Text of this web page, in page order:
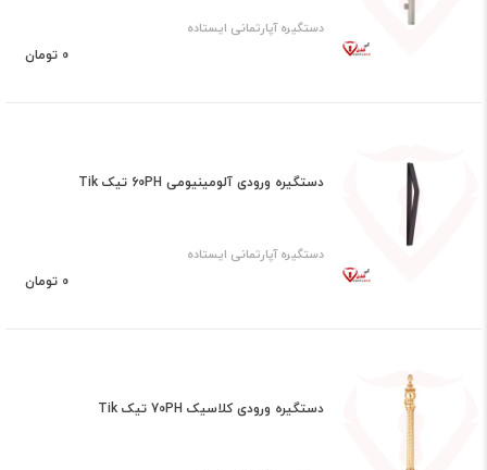
دستگیره آپارتمانی ایستاده
0 تومان
دستگیره ورودی آلومینیومی 60PH تیک Tik
دستگیره آپارتمانی ایستاده
0 تومان
دستگیره ورودی کلاسیک 70PH تیک Tik